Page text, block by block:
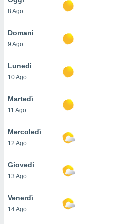
è
al sito
di
ci
di
il
un
la
nella
8 Ago
Domani
9 Ago
Lunedì
10 Ago
Martedì
11 Ago
Mercoledì
12 Ago
Giovedi
13 Ago
Venerdì
14 Ago